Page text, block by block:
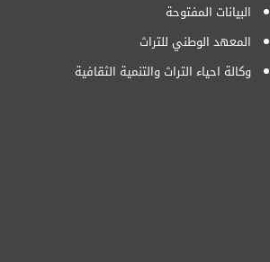
البيانات المفتوحة
المعهد الوطني للتراث
وكالة احياء التراث والتنمية الثقافية